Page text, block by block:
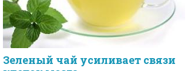
Зеленый чай усиливает связи